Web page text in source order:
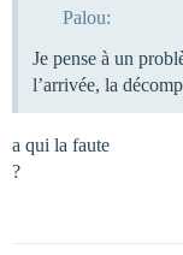
Palou:
Je pense à un
l’arrivée, la
a qui la faute
?